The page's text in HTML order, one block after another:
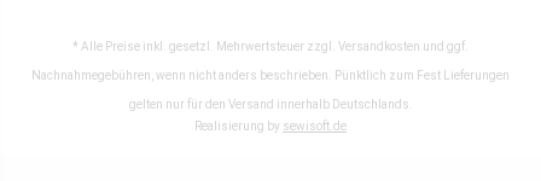
* Alle Preise inkl. gesetzl. Mehrwertsteuer zzgl. Versandkosten und ggf.
Nachnahmegebühren, wenn nicht anders beschrieben. Pünktlich zum Fest Lieferungen
gelten nur für den Versand innerhalb Deutschlands.
Realisierung by sewisoft.de